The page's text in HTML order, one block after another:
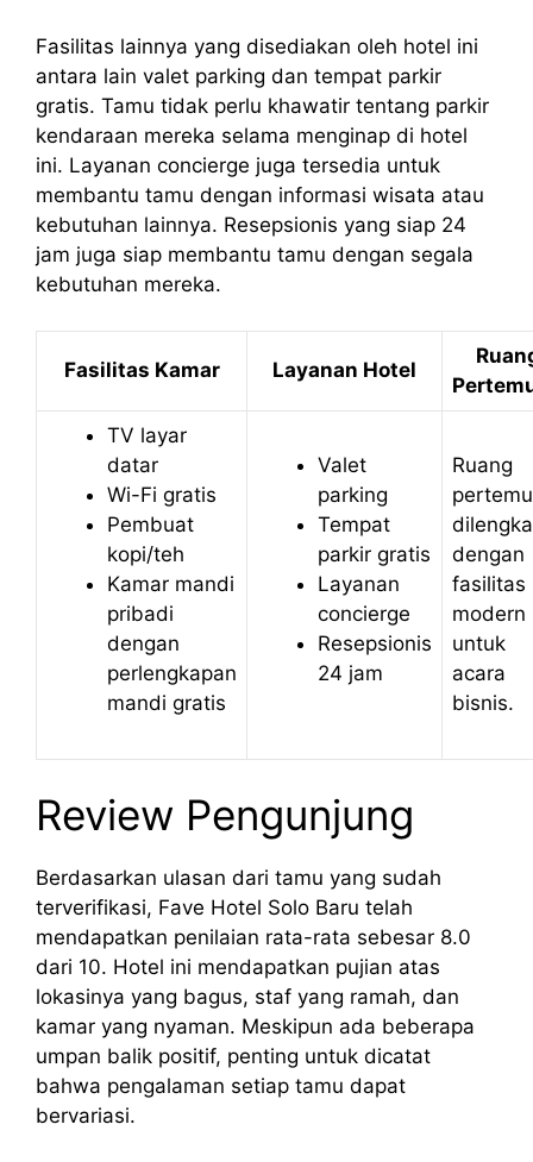
Fasilitas lainnya yang disediakan oleh hotel ini
antara lain valet parking dan tempat parkir
gratis. Tamu tidak perlu khawatir tentang parkir
kendaraan mereka selama menginap di hotel
ini. Layanan concierge juga tersedia untuk
membantu tamu dengan informasi wisata atau
kebutuhan lainnya. Resepsionis yang siap 24
jam juga siap membantu tamu dengan segala
kebutuhan mereka.
Fasilitas Kamar Layanan Hotel
TV layar
datar
Wi-Fi gratis
Pembuat
kopi/teh
Kamar mandi
pribadi
dengan
perlengkapan
mandi gratis
Valet
parking
Tempat
parkir gratis
Layanan
concierge
Resepsionis
24 jam
Ruang
dengan
fasilitas
modern
untuk
acara
bisnis.
Review Pengunjung
Berdasarkan ulasan dari tamu yang sudah
terverifikasi, Fave Hotel Solo Baru telah
mendapatkan penilaian rata-rata sebesar 8.0
dari 10. Hotel ini mendapatkan pujian atas
lokasinya yang bagus, staf yang ramah, dan
kamar yang nyaman. Meskipun ada beberapa
umpan balik positif, penting untuk dicatat
bahwa pengalaman setiap tamu dapat
bervariasi.